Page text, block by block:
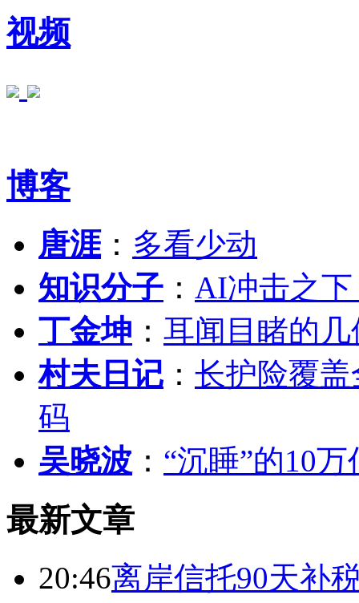
视频
博客
唐涯： 多看少动
知识分子 ： AI冲击之
丁金坤 ： 耳闻目睹的
村夫日记 ： 长护险覆
码
吴晓波 ： “沉睡”的10
最新文章
20:46离岸信托90天补